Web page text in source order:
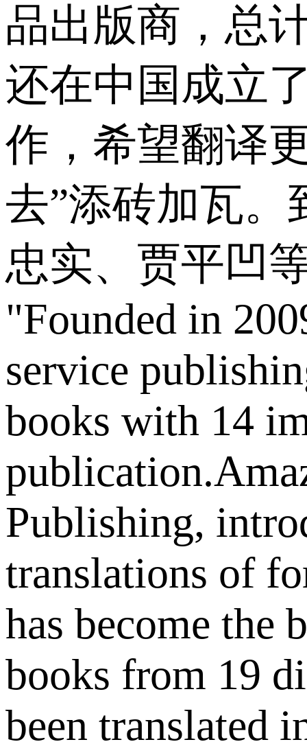
品出版商，总
还在中国成立
作，希望翻译
去”添砖加瓦。
忠实、贾平凹
"Founded in
service
books with 14
Publishing,
translations of
has become the
books from 19
been translated